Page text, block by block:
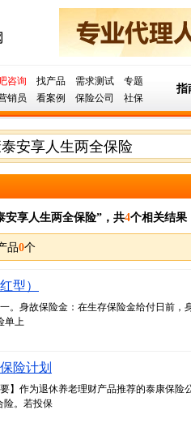
咨询 找产品 需求测试
专题
销员
看案例 保险公司 社保
指
安享人生两全保险”，共4个相关结果
品0个
型）
。身故保险金：在生存保险金给付日前，
单上
险计划
】作为退休养老理财产品推荐的泰康保险
险。若投保